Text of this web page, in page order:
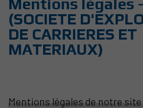
(SOCIETE
DE CARRIERES ET
MATERIAUX)
Mentions légales de notre